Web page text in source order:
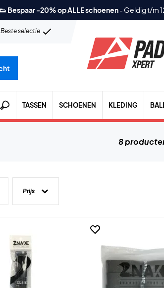
👟 Bespaar -20% op ALLE schoenen- Geldig t/m
Beste selectie
TASSEN SCHOENEN KLEDING
8
Prijs